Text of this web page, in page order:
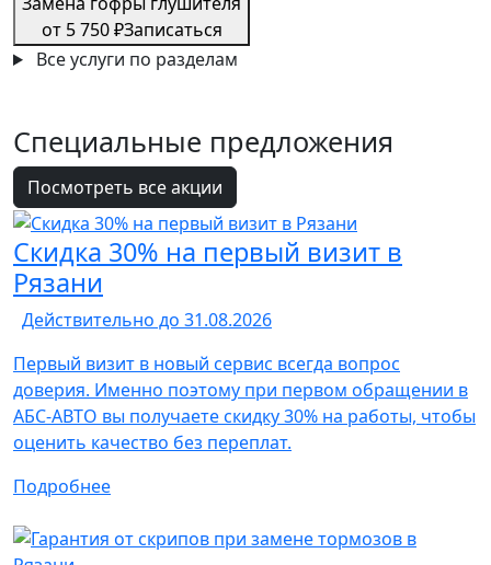
от 5 750 ₽Записаться
Все услуги по разделам
Специальные предложения
Посмотреть все акции
Скидка 30% на первый визит в
Рязани
Действительно до 31.08.2026
Первый визит в новый сервис всегда вопрос
доверия. Именно поэтому при первом обращении в
АБС-АВТО вы получаете скидку 30% на работы, чтобы
оценить качество без переплат.
Подробнее